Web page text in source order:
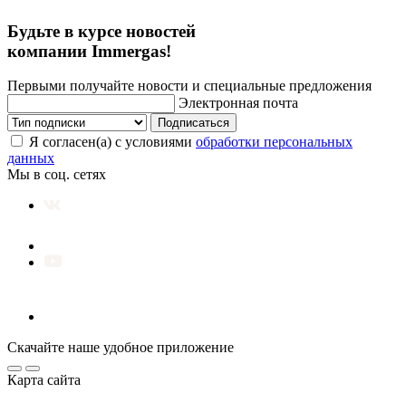
Будьте в курсе новостей
компании Immergas!
Первыми получайте новости и специальные предложения
Электронная почта
Подписаться
Я согласен(а) с условиями обработки персональных
данных
Мы в соц. сетях
Скачайте наше удобное приложение
Карта сайта